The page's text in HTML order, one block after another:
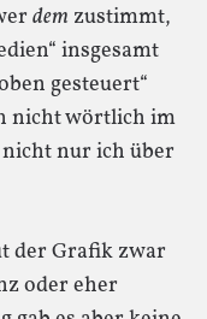
dem zustimmt,
insgesamt
gesteuert“
nicht wörtlich im
nur ich über
der Grafik zwar
oder eher